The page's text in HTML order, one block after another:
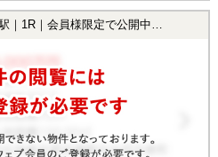
1R｜会員様限定で公開中！】